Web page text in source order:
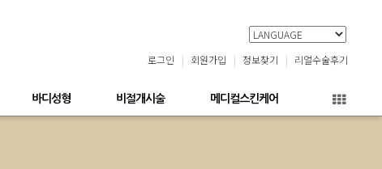
로그인 회원가입 정보찾기 리얼수술후기
바디성형 비절개시술 메디컬스킨케어